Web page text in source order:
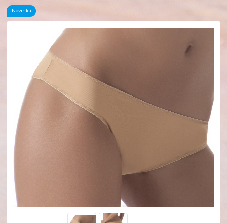
Novinka